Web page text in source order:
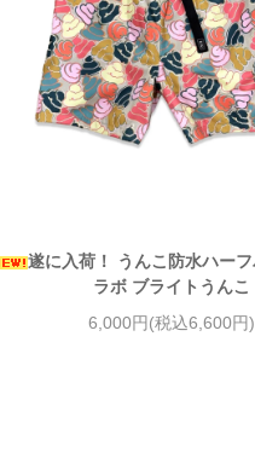
遂に入荷！ うんこ防水ハー
ラボ ブライトうんこ
6,000円(税込6,600円)